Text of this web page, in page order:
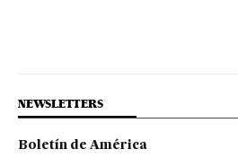
NEWSLETTERS
Boletín de América